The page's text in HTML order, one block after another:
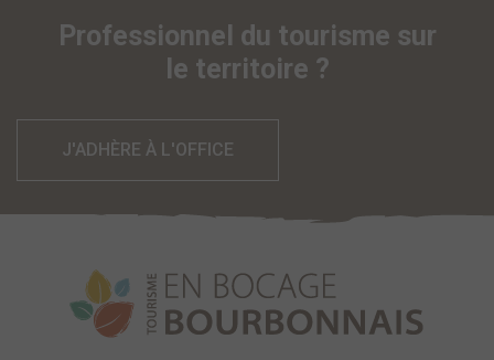
Professionnel du tourisme sur
le territoire ?
J'ADHÈRE À L'OFFICE